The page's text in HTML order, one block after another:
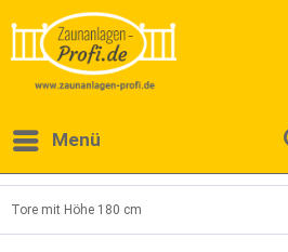
Menü
Tore mit Höhe 180 cm